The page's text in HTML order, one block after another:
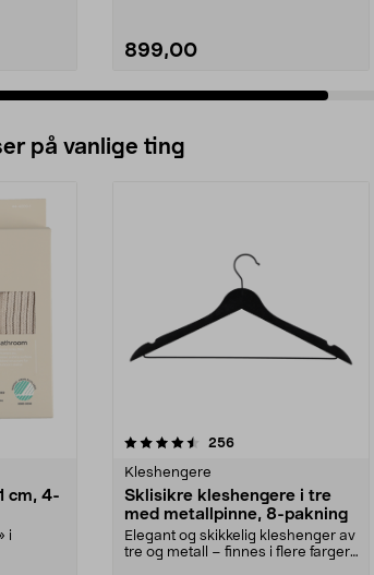
899,00
på vanlige ting
cm, 4-
i
256anmeldelser
Kleshengere
Sklisikre kleshengere i tre
med metallpinne, 8-pakning
Elegant og skikkelig kleshenger av
tre og metall – finnes i flere farger.
4.5av 5 stjerner